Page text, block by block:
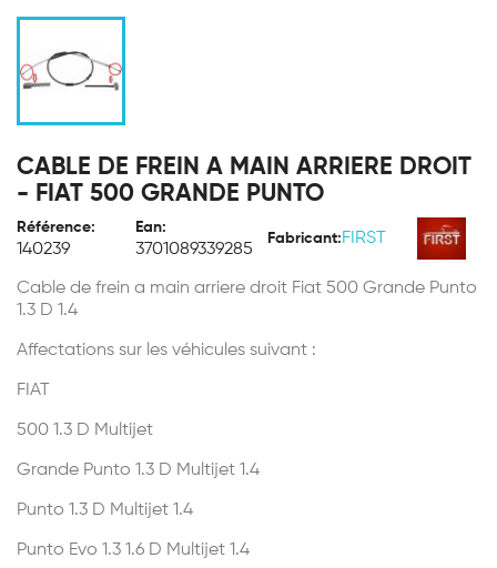
CABLE DE FREIN A MAIN ARRIERE DROIT
- FIAT 500 GRANDE PUNTO
Référence:
140239
Ean:
3701089339285
Fabricant: FIRST
Cable de frein a main arriere droit Fiat 500 Grande Punto
1.3 D 1.4
Affectations sur les véhicules suivant :
FIAT
500 1.3 D Multijet
Grande Punto 1.3 D Multijet 1.4
Punto 1.3 D Multijet 1.4
Punto Evo 1.3 1.6 D Multijet 1.4